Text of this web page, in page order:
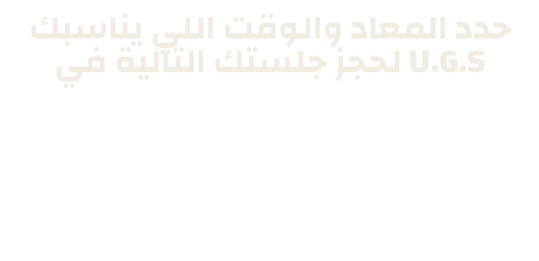
حدد المعاد والوقت اللي يناسبك
لحجز جلستك التالية في U.G.S